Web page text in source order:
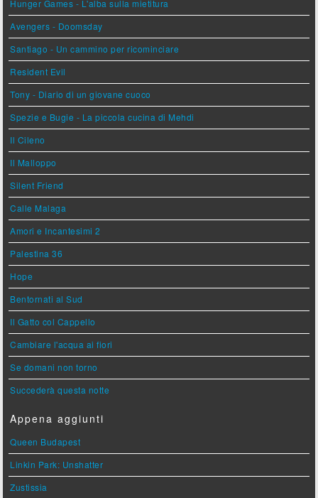
Hunger Games - L'alba sulla mietitura
Avengers - Doomsday
Santiago - Un cammino per ricominciare
Resident Evil
Tony - Diario di un giovane cuoco
Spezie e Bugie - La piccola cucina di Mehdi
Il Cileno
Il Malloppo
Silent Friend
Calle Malaga
Amori e Incantesimi 2
Palestina 36
Hope
Bentornati al Sud
Il Gatto col Cappello
Cambiare l'acqua ai fiori
Se domani non torno
Succederà questa notte
Appena aggiunti
Queen Budapest
Linkin Park: Unshatter
Zustissia